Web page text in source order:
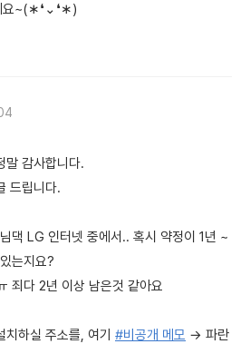
요~(∗❛⌄❛∗)
말 감사합니다.
드립니다.
댁 LG 인터넷 중에서.. 혹시 약정이 1년 ~
는지요?
죄다 2년 이상 남은것 같아요
하실 주소를, 여기 #비공개 메모 → 파란